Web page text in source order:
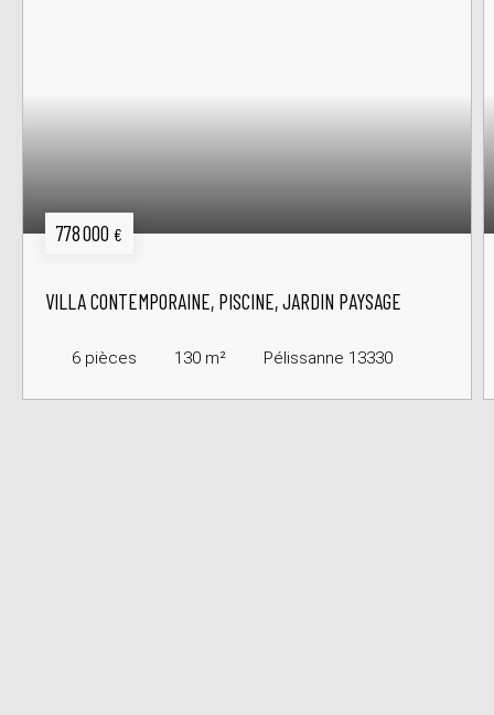
778 000 €
VILLA CONTEMPORAINE, PISCINE, JARDIN PAYSAGE
6 pièces 130 m² Pélissanne 13330